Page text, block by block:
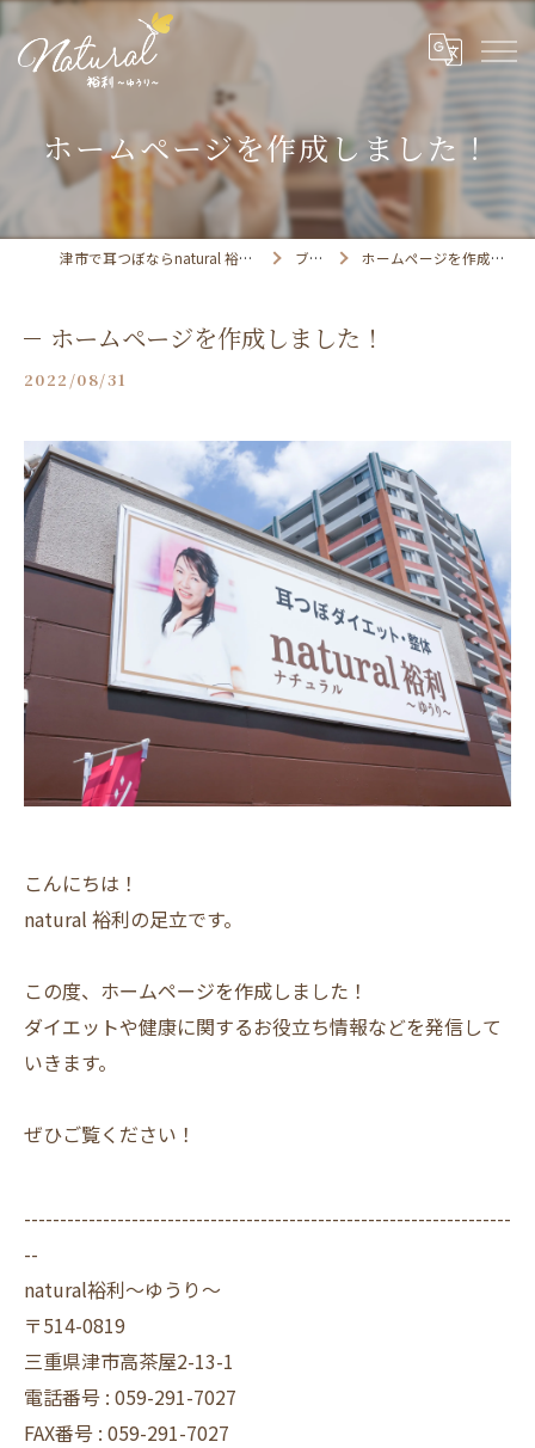
ホームページを作成しました！
津市で耳つぼならnatural 裕利 〜ゆうり〜 ブログ ホームページを作成しました！
ホームページを作成しました！
2022/08/31
こんにちは！
natural 裕利の足立です。
この度、ホームページを作成しました！
ダイエットや健康に関するお役立ち情報などを発信して
いきます。
ぜひご覧ください！
--------------------------------------------------------------------
--
natural裕利～ゆうり～
〒514-0819
三重県津市高茶屋2-13-1
電話番号 : 059-291-7027
FAX番号 : 059-291-7027